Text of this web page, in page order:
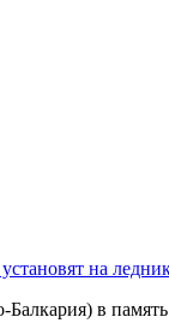
на
Балкария) в